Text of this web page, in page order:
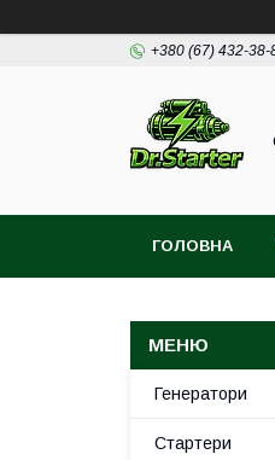
+380 (67) 432-38-
ГОЛОВНА
Генератори
Стартери